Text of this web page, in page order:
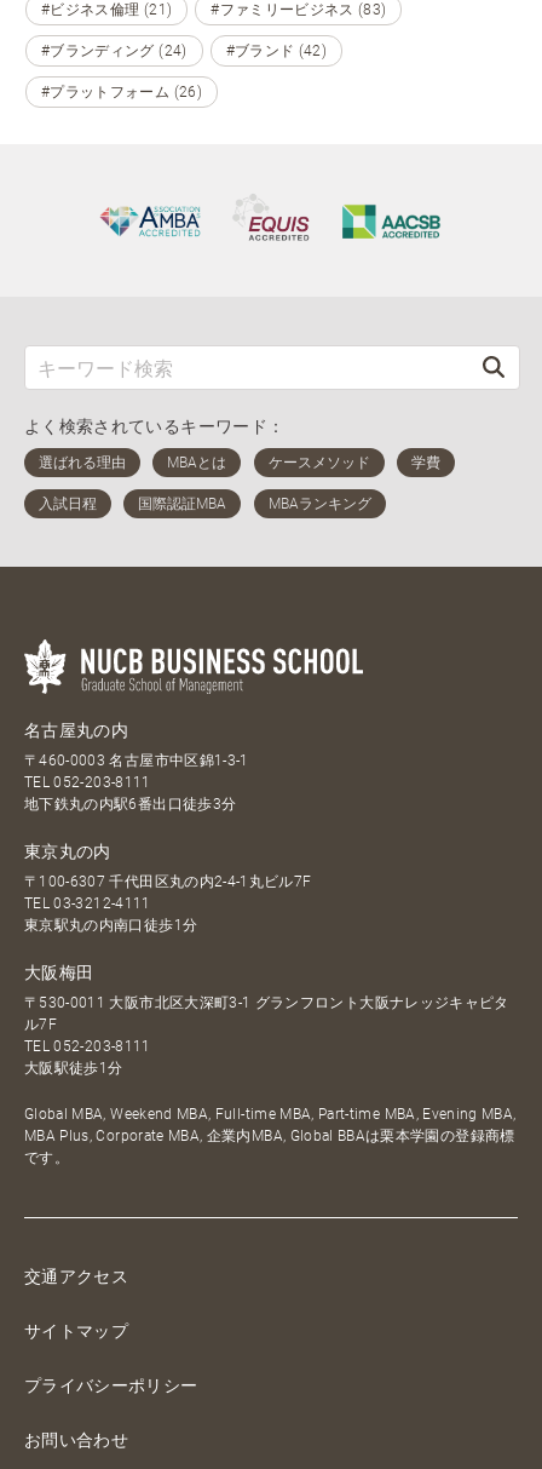
#ビジネス倫理 (21) #ファミリービジネス (83)
#ブランディング (24) #ブランド (42)
#プラットフォーム (26)
よく検索されているキーワード：
名古屋丸の内
〒460-0003 名古屋市中区錦1-3-1
TEL052-203-8111
地下鉄丸の内駅6番出口徒歩3分
東京丸の内
〒100-6307 千代田区丸の内2-4-1丸ビル7F
TEL03-3212-4111
東京駅丸の内南口徒歩1分
大阪梅田
〒530-0011 大阪市北区大深町3-1 グランフロント大阪ナレッジキャピタ
ル7F
TEL052-203-8111
大阪駅徒歩1分
Global MBA, Weekend MBA, Full-time MBA, Part-time MBA, Evening MBA,
MBA Plus, Corporate MBA, 企業内MBA, Global BBAは栗本学園の登録商標
です。
交通アクセス
サイトマップ
プライバシーポリシー
お問い合わせ